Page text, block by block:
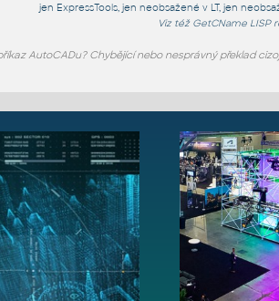
jen ExpressTools, jenneobsažené v LT, jen
Viz též GetCName LISP
AutoCADu? Chybějící nebo nesprávný překlad